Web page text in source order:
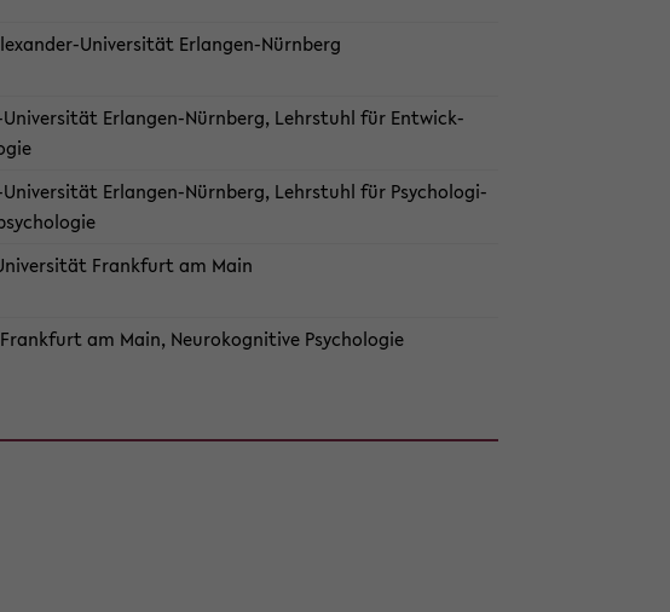
Universität Erlangen-​Nürnberg
Erlangen-​Nürnberg, Lehr­stuhl für Ent­wick­
Erlangen-​Nürnberg, Lehr­stuhl für Psy­cho­lo­gi­
Frank­furt am Main
am Main, Neu­ro­ko­gni­ti­ve Psy­cho­lo­gie